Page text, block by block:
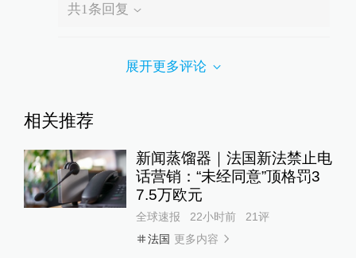
共1 条回复
展开更多评论
相关推荐
新闻蒸馏器｜法国新法禁止电
话营销：“未经同意”顶格罚3
7.5万欧元
全球速报 22小时前 21评
法国 更多内容